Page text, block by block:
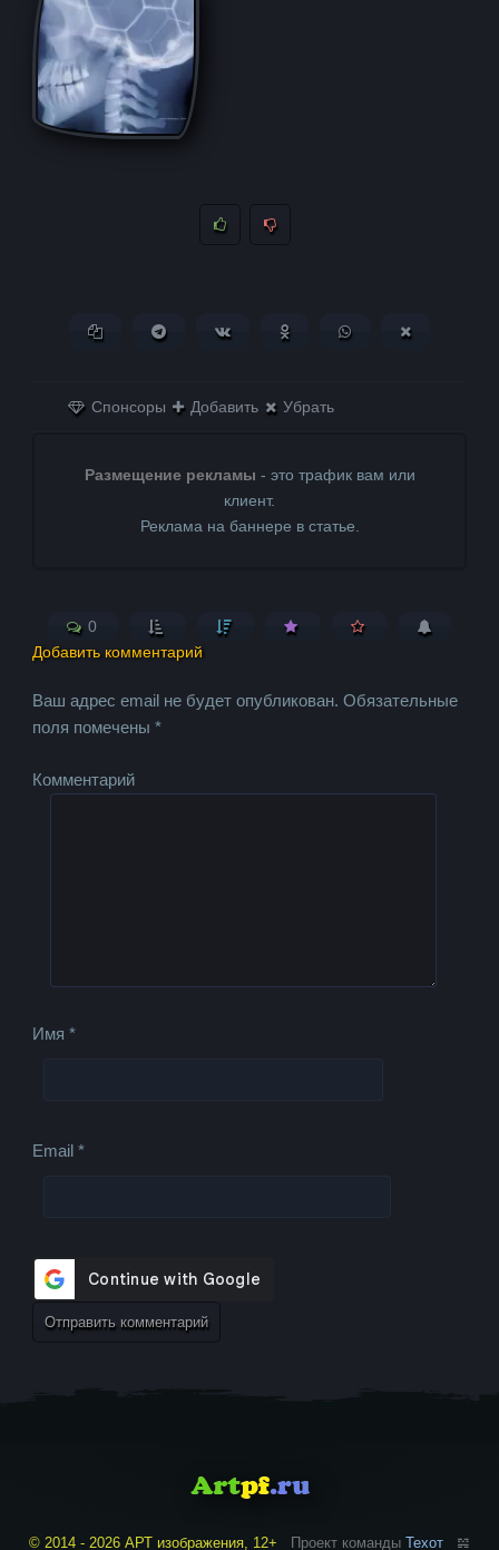
Копировать ссылкуПоделиться в Telegram
Поделиться ВКонтактеПоделиться в
Поделиться в
Спонсоры Добавить Убрать
Размещение рекламы - это трафик вам или
клиент.
Реклама на баннере в статье.
0
Добавить комментарий
Ваш адрес email не будет опубликован. Обязательные
поля помечены*
Комментарий
Имя*
Email*
© 2014 - 2026 АРТ изображения, 12+ Проект команды Техот 𝌴